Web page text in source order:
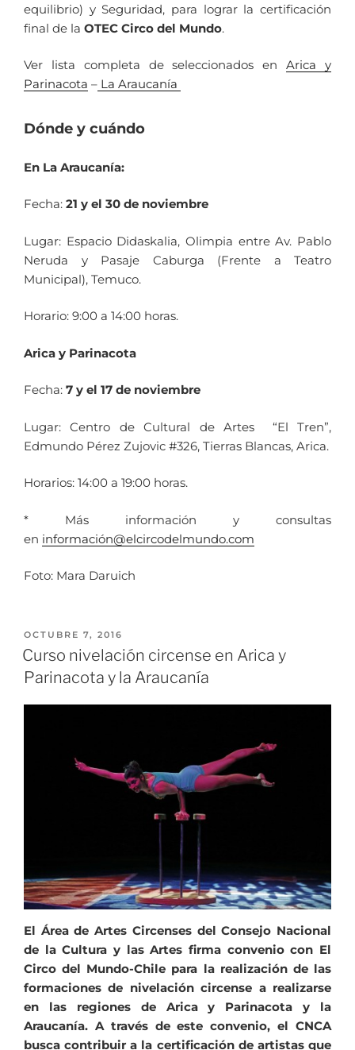
equilibrio) y Seguridad, para lograr la certificación
final de la OTEC Circo del Mundo.
Ver lista completa de seleccionados enArica y
Parinacota – La Araucanía
Dónde y cuándo
En La Araucanía:
Fecha: 21 y el 30 de noviembre
Lugar: Espacio Didaskalia, Olimpia entre Av. Pablo
Neruda y Pasaje Caburga (Frente a Teatro
Municipal), Temuco.
Horario: 9:00 a 14:00 horas.
Arica y Parinacota
Fecha: 7 y el 17 de noviembre
Lugar: Centro de Cultural de Artes “El Tren”,
Edmundo Pérez Zujovic #326, Tierras Blancas, Arica.
Horarios: 14:00 a 19:00 horas.
* Más información y consultas
en información@elcircodelmundo.com
Foto: Mara Daruich
OCTUBRE 7, 2016
Curso nivelación circense en Arica y
Parinacota y la Araucanía
El Área de Artes Circenses del Consejo Nacional
de la Cultura y las Artes firma convenio con El
Circo del Mundo-Chile para la realización de las
formaciones de nivelación circense a realizarse
en las regiones de Arica y Parinacota y la
Araucanía. A través de este convenio, el CNCA
busca contribuir a la certificación de artistas que